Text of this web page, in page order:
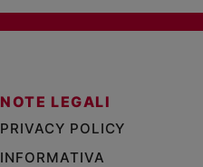
NOTE LEGALI
PRIVACY POLICY
INFORMATIVA